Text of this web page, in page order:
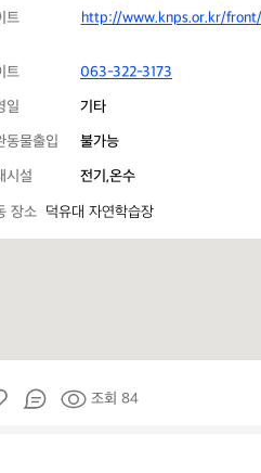
트
http://www.knps.or.kr/
트
063-322-3173
일
기타
동물출입
불가능
시설
전기,온수
장소 덕유대 자연학습장
조회 84